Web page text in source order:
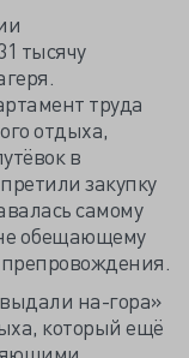
тысячу
труда
отдыха,
в
закупку
самому
обещающему
на-гора»
который ещё